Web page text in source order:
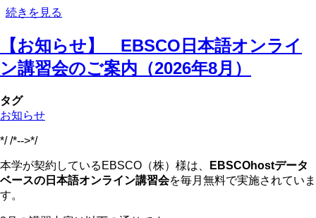
特
開
館
の
お
知
ら
せ
【お
ら
せ】
夏
み
の
館
時
間
に
続きを見る
【お知らせ】 EBSCO日本語オンライ
ン講習会のご案内（2026年8月）
タグ
お知らせ
*/ /*-->*/
本学が契約しているEBSCO（株）様は、
EBSCOhostデータ
ベースの日本語オンライン講習会を毎月無料で実施されていま
す。